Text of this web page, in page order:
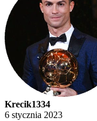
Krecik1334
6 stycznia 2023